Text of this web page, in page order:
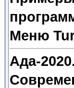
Меню
Ада-2020.